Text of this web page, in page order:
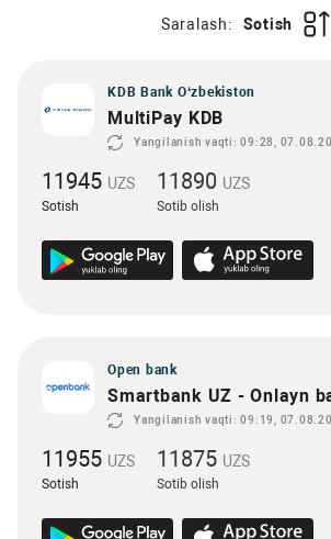
Saralash: Sotish
KDB Bank O‘zbekiston
MultiPay KDB
Yangilanish vaqti: 09:28,
11945 UZS
Sotish
11890 UZS
Sotib olish
Open bank
Smartbank UZ - Onlayn
Yangilanish vaqti: 09:19,
11955 UZS
Sotish
11875 UZS
Sotib olish